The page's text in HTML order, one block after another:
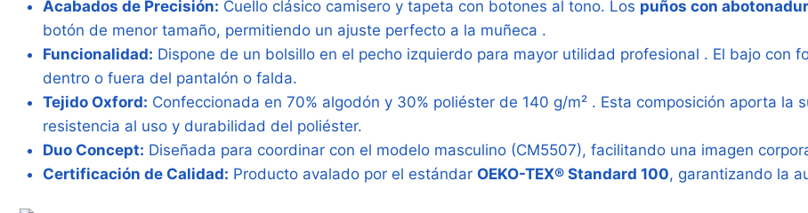
Acabados de Precisión: Cuello clásico camisero y tapeta con botones al tono. Los puños con
botón de menor tamaño, permitiendo un ajuste perfecto a la muñeca .
Funcionalidad: Dispone de un bolsillo en el pecho izquierdo para mayor utilidad profesional . El bajo con
dentro o fuera del pantalón o falda.
Tejido Oxford: Confeccionada en 70% algodón y 30% poliéster de 140 g/m² . Esta composición aporta la
resistencia al uso y durabilidad del poliéster.
Duo Concept: Diseñada para coordinar con el modelo masculino (CM5507), facilitando una imagen
Certificación de Calidad: Producto avalado por el estándar OEKO-TEX® Standard 100, garantizando la